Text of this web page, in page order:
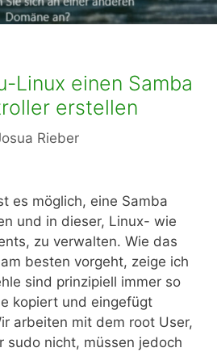
Linux einen Samba
erstellen
Rieber
es möglich, eine Samba
und in dieser, Linux- wie
zu verwalten. Wie das
besten vorgeht, zeige ich
sind prinzipiell immer so
kopiert und eingefügt
arbeiten mit dem root User,
sudo nicht, müssen jedoch